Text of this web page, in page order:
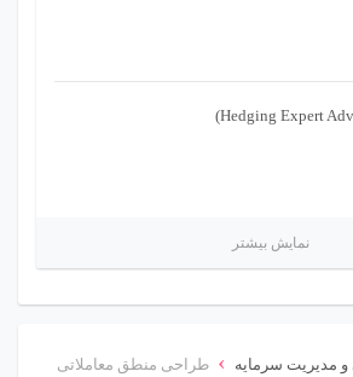
نمایش بیشتر
و مدیریت سرمایه › طراحی منطق معاملاتی